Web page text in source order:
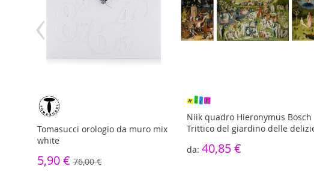
Tomasucci orologio da muro mix
white
5,90 € 76,00 €
Niik quadro Hieronymus Bosch
Trittico del giardino delle
40,85 €
‹